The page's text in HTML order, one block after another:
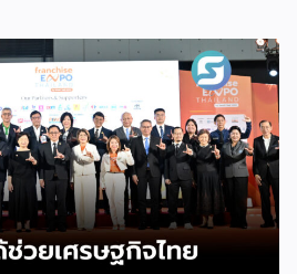
แฟรนไชส์ที่อยู่ในการส่งเสริมสนับสนุน
ยนาภากรณ์ อธิบดีกรมพัฒนาธุรกิจ
ปิดเผยภายหลังเป็นประธานเปิดงาน
ยแลนด์ บาย สมาร์ท เอสเอ็มอี เอ็กซ์
by Smart SME Expo)” ซึ่ง
ชส์ชั้นนำที่จัดขึ้นโดย บริษัท พีเอ็มจี
ะดับศักยภาพของผู้ประกอบการและ
ยกิจการผ่านระบบแฟรนไชส์ […]